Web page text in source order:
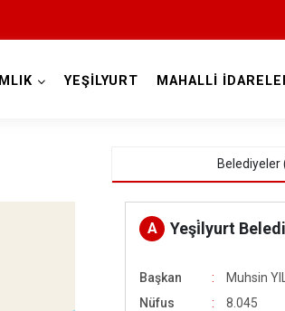
YEŞİLYURT MAHALLİ
Belediyeler
A Yeşi̇lyurt
Başkan
Muhsin
Nüfus
8.045